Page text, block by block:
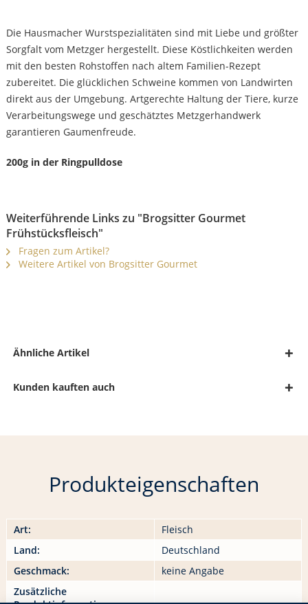
Die Hausmacher Wurstspezialitäten sind mit Liebe und größter
Sorgfalt vom Metzger hergestellt. Diese Köstlichkeiten werden
mit den besten Rohstoffen nach altem Familien-Rezept
zubereitet. Die glücklichen Schweine kommen von Landwirten
direkt aus der Umgebung. Artgerechte Haltung der Tiere, kurze
Verarbeitungswege und geschätztes Metzgerhandwerk
garantieren Gaumenfreude.
200g in der Ringpulldose
Weiterführende Links zu "Brogsitter Gourmet
Frühstücksfleisch"
Fragen zum Artikel?
Weitere Artikel von Brogsitter Gourmet
Ähnliche Artikel
Kunden kauften auch
Produkteigenschaften
Art:
Fleisch
Land:
Deutschland
Geschmack:
keine Angabe
Zusätzliche